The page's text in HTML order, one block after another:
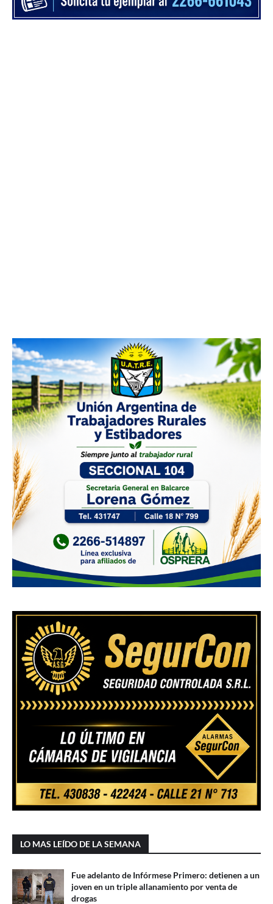
LO MAS LEÍDO DE LA SEMANA
Fue adelanto de Infórmese Primero: detienen a un
joven en un triple allanamiento por venta de
drogas